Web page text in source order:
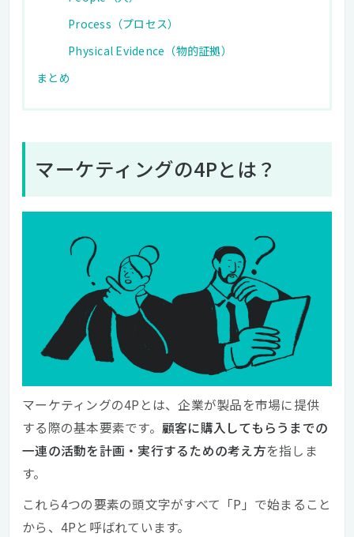
Process（プロセス）
Physical Evidence（物的証拠）
まとめ
マーケティングの4Pとは？
マーケティングの4Pとは、企業が製品を市場に提供
する際の基本要素です。 顧客に購入してもらうまでの
一連の活動を計画・実行するための考え方を指しま
す。
これら4つの要素の頭文字がすべて「P」で始まること
から、4Pと呼ばれています。